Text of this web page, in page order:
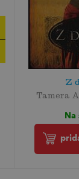
Z
Tamera
Na